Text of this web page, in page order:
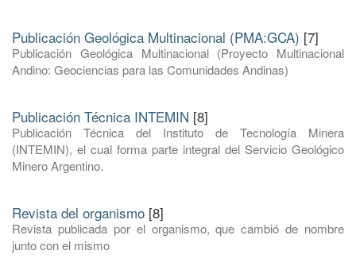
Publicación Geológica Multinacional (PMA:GCA) [7]
Publicación Geológica Multinacional (Proyecto Multinacional
Andino: Geociencias para las Comunidades Andinas)
Publicación Técnica INTEMIN [8]
Publicación Técnica del Instituto de Tecnología Minera
(INTEMIN), el cual forma parte integral del Servicio Geológico
Minero Argentino.
Revista del organismo [8]
Revista publicada por el organismo, que cambió de nombre
junto con el mismo